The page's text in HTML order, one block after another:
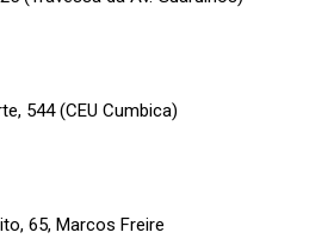
544 (CEU Cumbica)
65, Marcos Freire